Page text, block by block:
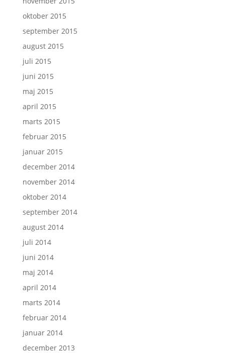
oktober 2015
september 2015
august 2015
juli 2015
juni 2015
maj 2015
april 2015
marts 2015
februar 2015
januar 2015
december 2014
november 2014
oktober 2014
september 2014
august 2014
juli 2014
juni 2014
maj 2014
april 2014
marts 2014
februar 2014
januar 2014
december 2013